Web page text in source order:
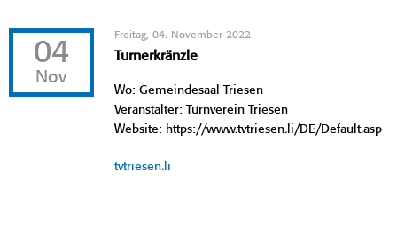
04
Nov
Freitag, 04. November 2022
Turnerkränzle
Wo: Gemeindesaal Triesen
Veranstalter: Turnverein Triesen
Website: https://www.tvtriesen.li/DE/Default.asp
tvtriesen.li